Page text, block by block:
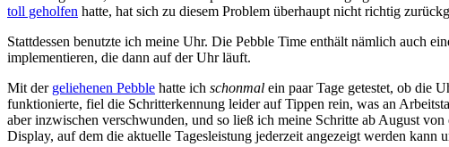
toll geholfen hatte, hat sich zu diesem Problem überhaupt nicht richtig
Stattdessen benutzte ich meine Uhr. Die Pebble Time enthält nämlich auch
implementieren, die dann auf der Uhr läuft.
Mit der geliehenen Pebble hatte ich schonmal ein paar Tage getestet, ob die
funktionierte, fiel die Schritterkennung leider auf Tippen rein, was an
aber inzwischen verschwunden, und so ließ ich meine Schritte ab August
Display, auf dem die aktuelle Tagesleistung jederzeit angezeigt werden kann